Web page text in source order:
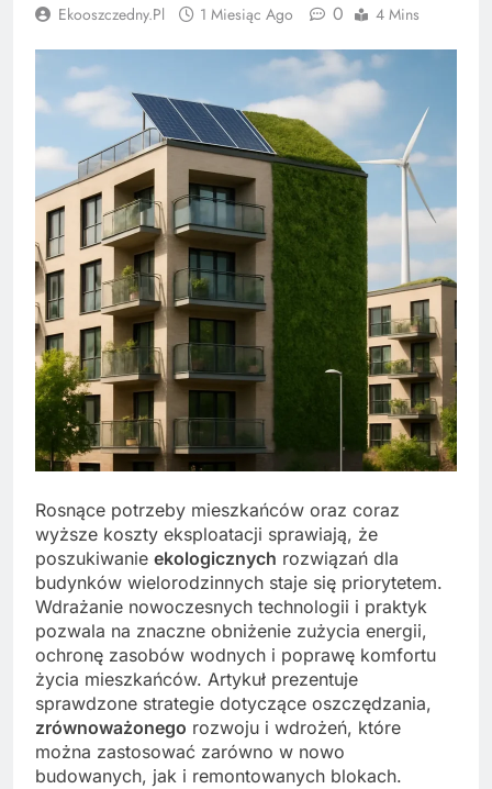
Ekooszczedny.pl 1 Miesiąc Ago 0 4 Mins
Rosnące potrzeby mieszkańców oraz coraz
wyższe koszty eksploatacji sprawiają, że
poszukiwanie ekologicznych rozwiązań dla
budynków wielorodzinnych staje się priorytetem.
Wdrażanie nowoczesnych technologii i praktyk
pozwala na znaczne obniżenie zużycia energii,
ochronę zasobów wodnych i poprawę komfortu
życia mieszkańców. Artykuł prezentuje
sprawdzone strategie dotyczące oszczędzania,
zrównoważonego rozwoju i wdrożeń, które
można zastosować zarówno w nowo
budowanych, jak i remontowanych blokach.